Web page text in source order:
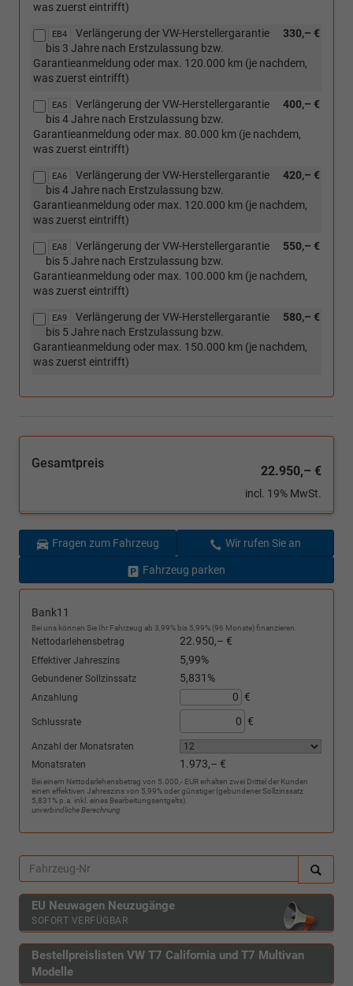
was zuerst eintrifft)
EB4 330,– €
Verlängerung der VW-Herstellergarantie
bis 3 Jahre nach Erstzulassung bzw.
Garantieanmeldung oder max. 120.000 km (je nachdem,
was zuerst eintrifft)
EA5 400,– €
Verlängerung der VW-Herstellergarantie
bis 4 Jahre nach Erstzulassung bzw.
Garantieanmeldung oder max. 80.000 km (je nachdem,
was zuerst eintrifft)
EA6 420,– €
Verlängerung der VW-Herstellergarantie
bis 4 Jahre nach Erstzulassung bzw.
Garantieanmeldung oder max. 120.000 km (je nachdem,
was zuerst eintrifft)
EA8 550,– €
Verlängerung der VW-Herstellergarantie
bis 5 Jahre nach Erstzulassung bzw.
Garantieanmeldung oder max. 100.000 km (je nachdem,
was zuerst eintrifft)
EA9 580,– €
Verlängerung der VW-Herstellergarantie
bis 5 Jahre nach Erstzulassung bzw.
Garantieanmeldung oder max. 150.000 km (je nachdem,
was zuerst eintrifft)
Gesamtpreis
22.950,– €
incl. 19% MwSt.
Fragen zum Fahrzeug Wir rufen Sie an
Fahrzeug parken
Bank11
Bei uns können Sie Ihr Fahrzeug ab 3,99% bis 5,99% (96 Monate) finanzieren.
Nettodarlehensbetrag 22.950,– €
Effektiver Jahreszins 5,99%
Gebundener Sollzinssatz 5,831%
Anzahlung €
Schlussrate €
Anzahl der Monatsraten
Monatsraten
1.973,– €
Bei einem Nettodarlehensbetrag von 5.000,- EUR erhalten zwei Drittel der Kunden
einen effektiven Jahreszins von 5,99% oder günstiger (gebundener Sollzinssatz
5,831% p.a. inkl. eines Bearbeitungsentgelts).
unverbindliche Berechnung
EU Neuwagen Neuzugänge
SOFORT VERFÜGBAR
Bestellpreislisten VW T7 California und T7 Multivan
Modelle